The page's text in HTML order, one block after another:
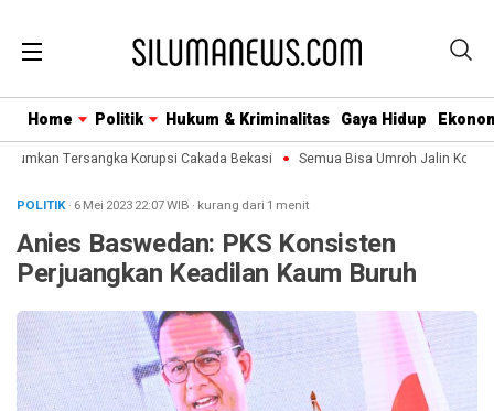
Home Politik Hukum & Kriminalitas Gaya Hidup
Tersangka Korupsi Cakada Bekasi Semua Bisa Umroh Jalin
POLITIK· 6 Mei 202322:07WIB · kurang dari 1 menit
Anies Baswedan: PKS Konsisten
Perjuangkan Keadilan Kaum Buruh